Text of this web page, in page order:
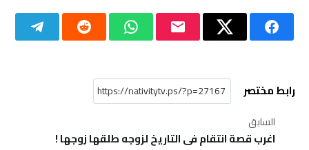
رابط مختصر
السابق
اغرب قصة انتقام فى التاريخ لزوجه طلقها زوجها !